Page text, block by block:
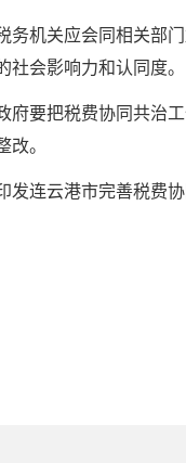
务机关应会同相关部
会影响力和认同度。
府要把税费协同共治
改。
发连云港市完善税费